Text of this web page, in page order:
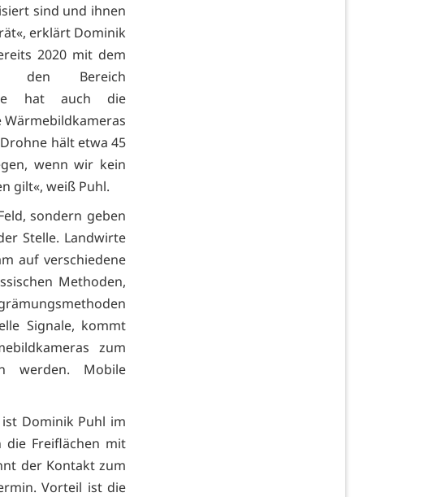
sind und ihnen
erklärt Dominik
2020 mit dem
den Bereich
hat auch die
Wärmebildkameras
hält etwa 45
wenn wir kein
gilt«, weiß Puhl.
sondern geben
Stelle. Landwirte
auf verschiedene
Methoden,
Signale, kommt
zum
werden. Mobile
Dominik Puhl im
die Freiflächen mit
der Kontakt zum
Vorteil ist die